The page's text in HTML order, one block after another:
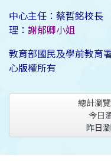
中心主任：蔡哲銘校
理： 謝郁卿小姐
教育部國民及學前教育
心版權所有
總計瀏
今日
昨日